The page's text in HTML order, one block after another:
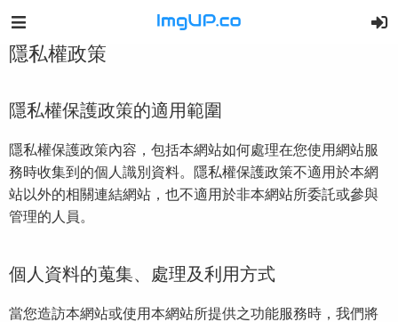
隱私權政策
隱私權保護政策的適用範圍
隱私權保護政策內容，包括本網站如何處理在您使用網站服
務時收集到的個人識別資料。隱私權保護政策不適用於本網
站以外的相關連結網站，也不適用於非本網站所委託或參與
管理的人員。
個人資料的蒐集、處理及利用方式
當您造訪本網站或使用本網站所提供之功能服務時，我們將